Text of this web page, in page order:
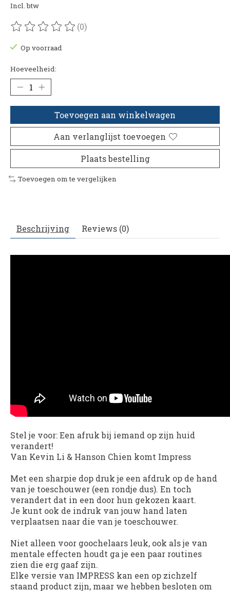
Incl. btw
De beoordeling van dit product is
(0)
Op voorraad
Hoeveelheid:
Toevoegen aan winkelwagen
Aan verlanglijst toevoegen
Plaats bestelling
Toevoegen om te vergelijken
Beschrijving Reviews (0)
Stel je voor: Een afruk bij iemand op zijn huid
verandert!
Van Kevin Li & Hanson Chien komt Impress
Met een sharpie dop druk je een afdruk op de hand
van je toeschouwer (een rondje dus). En toch
verandert dat in een door hun gekozen kaart.
Je kunt ook de indruk van jouw hand laten
verplaatsen naar die van je toeschouwer.
Niet alleen voor goochelaars leuk, ook als je van
mentale effecten houdt ga je een paar routines
zien die erg gaaf zijn.
Elke versie van IMPRESS kan een op zichzelf
staand product zijn, maar we hebben besloten om